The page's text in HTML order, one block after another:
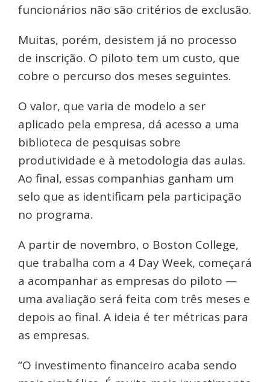
funcionários não são critérios de exclusão.
Muitas, porém, desistem já no processo
de inscrição. O piloto tem um custo, que
cobre o percurso dos meses seguintes.
O valor, que varia de modelo a ser
aplicado pela empresa, dá acesso a uma
biblioteca de pesquisas sobre
produtividade e à metodologia das aulas.
Ao final, essas companhias ganham um
selo que as identificam pela participação
no programa.
A partir de novembro, o Boston College,
que trabalha com a 4 Day Week, começará
a acompanhar as empresas do piloto —
uma avaliação será feita com três meses e
depois ao final. A ideia é ter métricas para
as empresas.
“O investimento financeiro acaba sendo